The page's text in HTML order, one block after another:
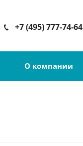
+7 (495) 777-74-64
О компании